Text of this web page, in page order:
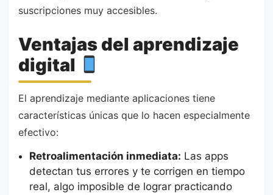
suscripciones muy accesibles.
Ventajas del aprendizaje
digital
El aprendizaje mediante aplicaciones tiene
características únicas que lo hacen especialmente
efectivo:
Retroalimentación inmediata: Las apps
detectan tus errores y te corrigen en tiempo
real, algo imposible de lograr practicando